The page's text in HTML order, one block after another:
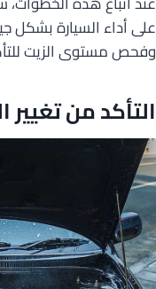
على أداء السيارة بشكل
وفحص مستوى الزيت
التأكد من تغيير